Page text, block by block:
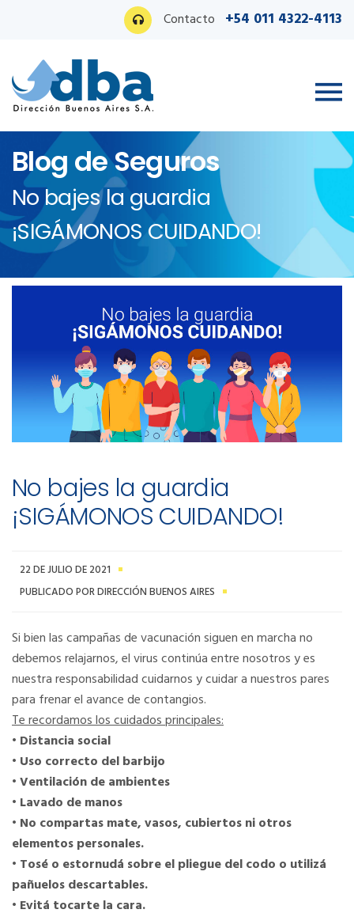
Contacto +54 011 4322-4113
Ingreso PAS
Blog de Seguros
No bajes la guardia
¡SIGÁMONOS CUIDANDO!
No bajes la guardia
¡SIGÁMONOS CUIDANDO!
22 DE JULIO DE 2021
PUBLICADO POR DIRECCIÓN BUENOS AIRES
Si bien las campañas de vacunación siguen en marcha no
debemos relajarnos, el virus continúa entre nosotros y es
nuestra responsabilidad cuidarnos y cuidar a nuestros pares
para frenar el avance de contangios.
Te recordamos los cuidados principales:
• Distancia social
• Uso correcto del barbijo
• Ventilación de ambientes
• Lavado de manos
• No compartas mate, vasos, cubiertos ni otros
elementos personales.
• Tosé o estornudá sobre el pliegue del codo o utilizá
pañuelos descartables.
• Evitá tocarte la cara.